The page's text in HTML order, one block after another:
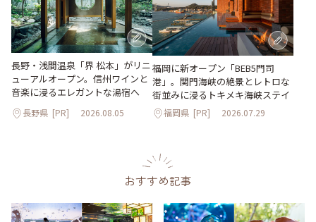
長野・浅間温泉「界 松本」がリニ
ューアルオープン。信州ワインと
音楽に浸るエレガントな湯宿へ
長野県 [PR] 2026.08.05
福岡に新オープン「BEB5門司
港」。関門海峡の絶景とレトロな
街並みに浸るトキメキ海峡ステイ
福岡県 [PR] 2026.07.29
おすすめ記事